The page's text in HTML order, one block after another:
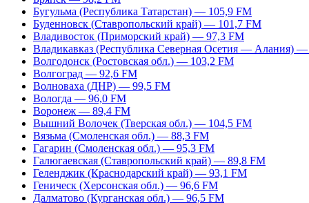
Бугульма (Республика Татарстан) — 105,9 FM
Буденновск (Ставропольский край) — 101,7 FM
Владивосток (Приморский край) — 97,3 FM
Владикавказ (Республика Северная Осетия — Алания)
Волгодонск (Ростовская обл.) — 103,2 FM
Волгоград — 92,6 FM
Волноваха (ДНР) — 99,5 FM
Вологда — 96,0 FM
Воронеж — 89,4 FM
Вышний Волочек (Тверская обл.) — 104,5 FM
Вязьма (Смоленская обл.) — 88,3 FM
Гагарин (Смоленская обл.) — 95,3 FM
Галюгаевская (Ставропольский край) — 89,8 FM
Геленджик (Краснодарский край) — 93,1 FM
Геническ (Херсонская обл.) — 96,6 FM
Далматово (Курганская обл.) — 96,5 FM